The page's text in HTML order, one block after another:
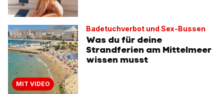
MIT VIDEO
Badetuchverbot und Sex-Bussen
Was du für deine
Strandferien am Mittelmeer
wissen musst